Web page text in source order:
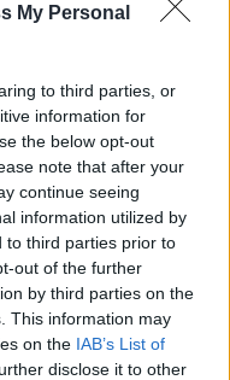
My Personal
to third parties, or
information for
the below opt-out
note that after your
continue seeing
information utilized by
to third parties prior to
out of the further
by third parties on the
This information may
on the IAB’s List of
disclose it to other
των
περιγράφει πώς